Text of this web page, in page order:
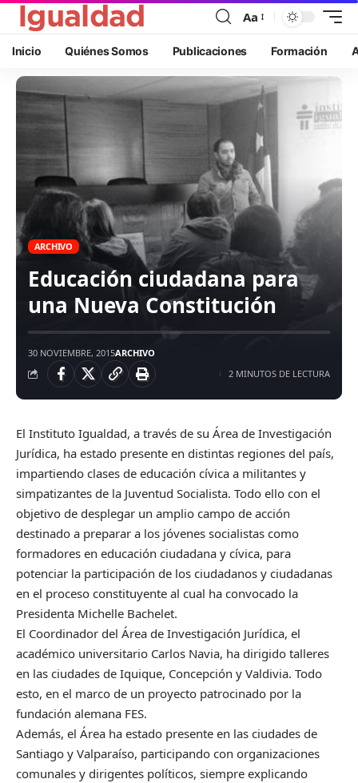
Aa
Inicio Quiénes Somos Publicaciones Formación
ARCHIVO
Educación ciudadana para
una Nueva Constitución
30 NOVIEMBRE, 2015ARCHIVO
2 MINUTOS DE LECTURA
El Instituto Igualdad, a través de su Área de Investigación
Jurídica, ha estado presente en distintas regiones del país,
impartiendo clases de educación cívica a militantes y
simpatizantes de la Juventud Socialista. Todo ello con el
objetivo de desplegar un amplio campo de acción
destinado a preparar a los jóvenes socialistas como
formadores en educación ciudadana y cívica, para
potenciar la participación de los ciudadanos y ciudadanas
en el proceso constituyente al cual ha convocado la
Presidenta Michelle Bachelet.
El Coordinador del Área de Investigación Jurídica, el
académico universitario Carlos Navia, ha dirigido talleres
en las ciudades de Iquique, Concepción y Valdivia. Todo
esto, en el marco de un proyecto patrocinado por la
fundación alemana FES.
Además, el Área ha estado presente en las ciudades de
Santiago y Valparaíso, participando con organizaciones
comunales y dirigentes políticos, siempre explicando